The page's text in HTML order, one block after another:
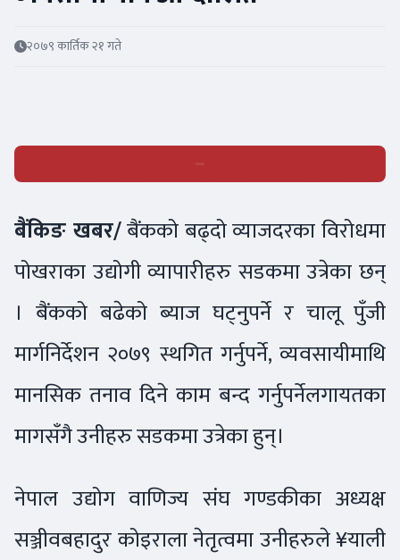
२०७९ कार्तिक २१ गते
बैंकिङ खबर/बैंकको बढ्दो व्याजदरका विरोधमा
पोखराका उद्योगी व्यापारीहरु सडकमा उत्रेका छन्
। बैंकको बढेको ब्याज घट्नुपर्ने र चालू पुँजी
मार्गनिर्देशन २०७९ स्थगित गर्नुपर्ने, व्यवसायीमाथि
मानसिक तनाव दिने काम बन्द गर्नुपर्नेलगायतका
मागसँगै उनीहरु सडकमा उत्रेका हुन्।
नेपाल उद्योग वाणिज्य संघ गण्डकीका अध्यक्ष
सञ्जीवबहादुर कोइराला नेतृत्वमा उनीहरुले ¥याली